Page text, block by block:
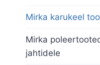
Mirka karukeel
Mirka
jahtidele